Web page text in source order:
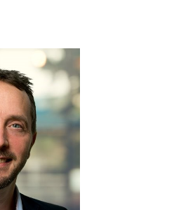
navigatie
over
(Neem
contact
met
ons
op)